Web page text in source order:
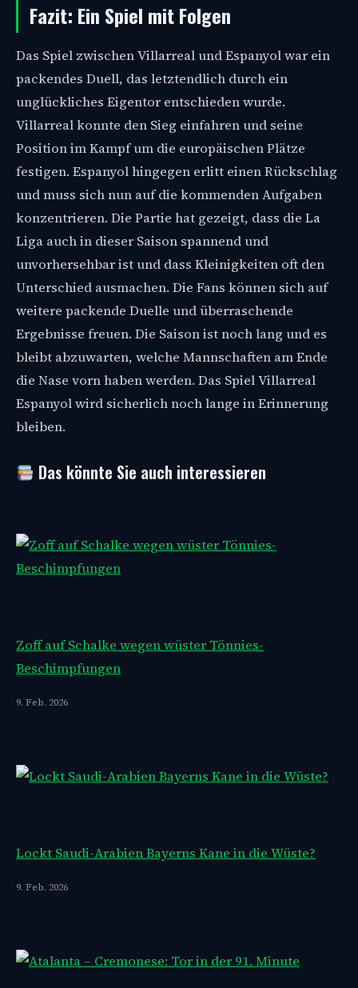
Fazit: Ein Spiel mit Folgen
Das Spiel zwischen Villarreal und Espanyol war ein
packendes Duell, das letztendlich durch ein
unglückliches Eigentor entschieden wurde.
Villarreal konnte den Sieg einfahren und seine
Position im Kampf um die europäischen Plätze
festigen. Espanyol hingegen erlitt einen Rückschlag
und muss sich nun auf die kommenden Aufgaben
konzentrieren. Die Partie hat gezeigt, dass die La
Liga auch in dieser Saison spannend und
unvorhersehbar ist und dass Kleinigkeiten oft den
Unterschied ausmachen. Die Fans können sich auf
weitere packende Duelle und überraschende
Ergebnisse freuen. Die Saison ist noch lang und es
bleibt abzuwarten, welche Mannschaften am Ende
die Nase vorn haben werden. Das Spiel Villarreal
Espanyol wird sicherlich noch lange in Erinnerung
bleiben.
Das könnte Sie auch interessieren
Zoff auf Schalke wegen wüster Tönnies-
Beschimpfungen
9. Feb. 2026
Lockt Saudi-Arabien Bayerns Kane in die Wüste?
9. Feb. 2026